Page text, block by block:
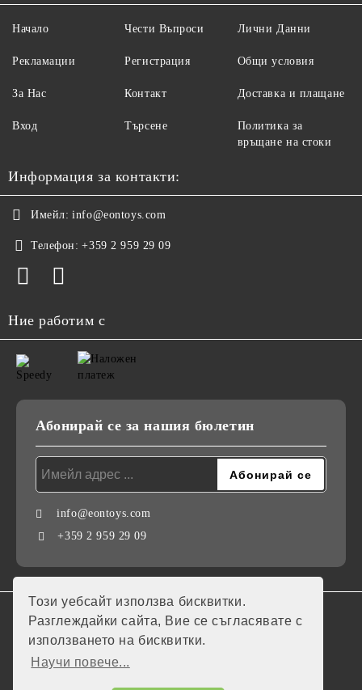
Този уебсайт използва бисквитки.
Разглеждайки сайта, Вие се съгласявате с
използването на бисквитки.
Научи повече...
Начало
Рекламации
За Нас
Вход
Чести Въпроси
Регистрация
Контакт
Търсене
Лични Данни
Общи условия
Доставка и плащане
Политика за
връщане на стоки
Информация за контакти:
Имейл: info@eontoys.com
Телефон: +359 2 959 29 09
Ние работим с
Абонирай се за нашия бюлетин
info@eontoys.com
+359 2 959 29 09
GDPR
Нашият онлайн магазин е 100% съобразен с GDPR.